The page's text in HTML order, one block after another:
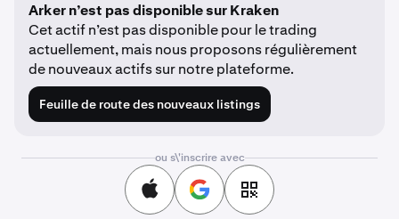
Arker n’est pas disponible sur Kraken
Cet actif n’est pas disponible pour le trading
actuellement, mais nous proposons régulièrement
de nouveaux actifs sur notre plateforme.
Feuille de route des nouveaux listings
ou s\'inscrire avec